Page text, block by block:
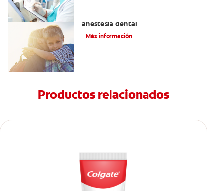
anestesia dental
Más información
Productos relacionados